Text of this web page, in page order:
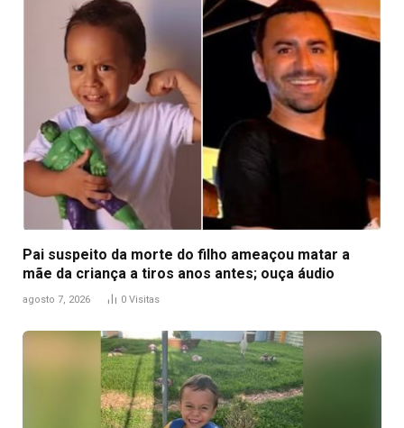
Pai suspeito da morte do filho ameaçou matar a
mãe da criança a tiros anos antes; ouça áudio
agosto 7, 2026 0 Visitas